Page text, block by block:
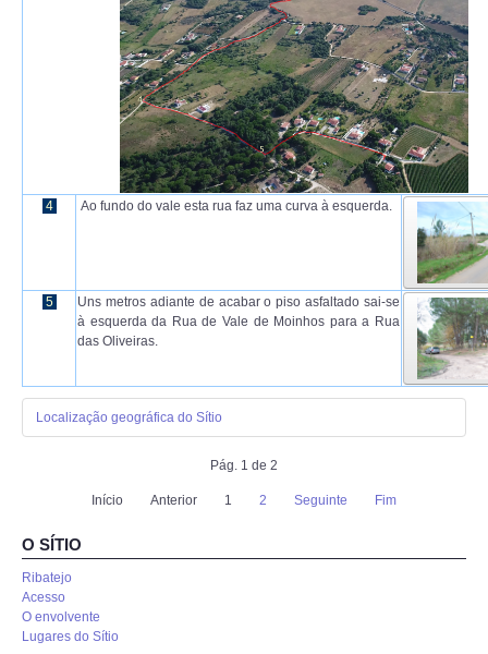
4 Ao fundo do vale esta rua faz uma curva à esquerda.
5
Uns metros adiante de acabar o piso asfaltado sai-se
à esquerda da Rua de Vale de Moinhos para a Rua
das Oliveiras.
Localização geográfica do Sítio
Pág. 1 de 2
Início Anterior 1 2 Seguinte Fim
O SÍTIO
Ribatejo
Acesso
O envolvente
Lugares do Sítio